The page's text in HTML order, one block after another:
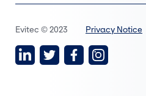
Evitec © 2023 Privacy Notice